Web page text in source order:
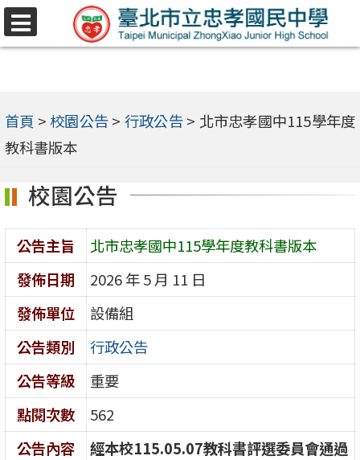
跳
至
內
容
選
首頁 > 校園公告> 行政公告> 北市忠孝國中115學年度
教科書版本
校園公告
公告主旨
北市忠孝國中115學年度教科書版本
發佈日期
2026 年 5 月 11 日
發佈單位
設備組
公告類別
行政公告
公告等級
重要
點閱次數
562
公告內容
經本校115.05.07教科書評選委員會通過